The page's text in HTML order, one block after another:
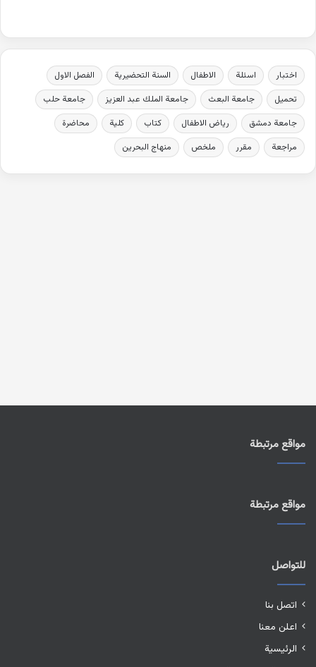
اختبار اسئلة الاطفال السنة التحضيرية
الفصل الاول
تحميل
جامعة البعث جامعة الملك عبد العزيز
جامعة حلب
جامعة دمشق
رياض الاطفال كتاب كلية
محاضرة
مراجعة
مقرر ملخص منهاج البحرين
مواقع مرتبطة
مواقع مرتبطة
للتواصل
اتصل بنا
اعلن معنا
الرئيسية